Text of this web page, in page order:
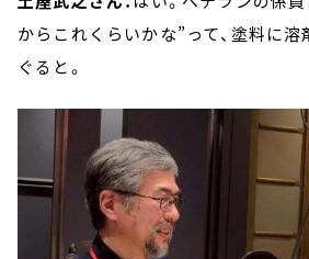
からこれくらいかな”って、塗料に
ぐると。